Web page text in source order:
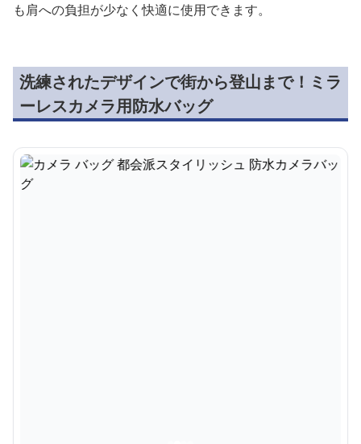
も肩への負担が少なく快適に使用できます。
洗練されたデザインで街から登山まで！ミラ
ーレスカメラ用防水バッグ